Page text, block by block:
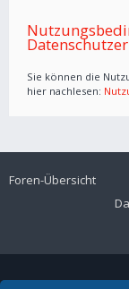
Sie können die
hier nachlesen:
Foren-Übersicht